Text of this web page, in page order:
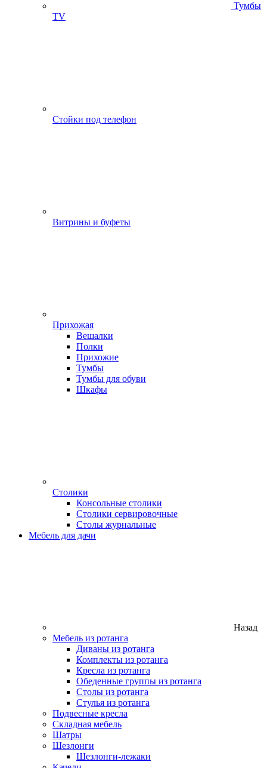
Тумбы
ТV
Стойки под телефон
Витрины и буфеты
Прихожая
Вешалки
Полки
Прихожие
Тумбы
Тумбы для обуви
Шкафы
Столики
Консольные столики
Столики сервировочные
Столы журнальные
Мебель для дачи
Назад
Мебель из ротанга
Диваны из ротанга
Комплекты из ротанга
Кресла из ротанга
Обеденные группы из ротанга
Столы из ротанга
Стулья из ротанга
Подвесные кресла
Складная мебель
Шатры
Шезлонги
Шезлонги-лежаки